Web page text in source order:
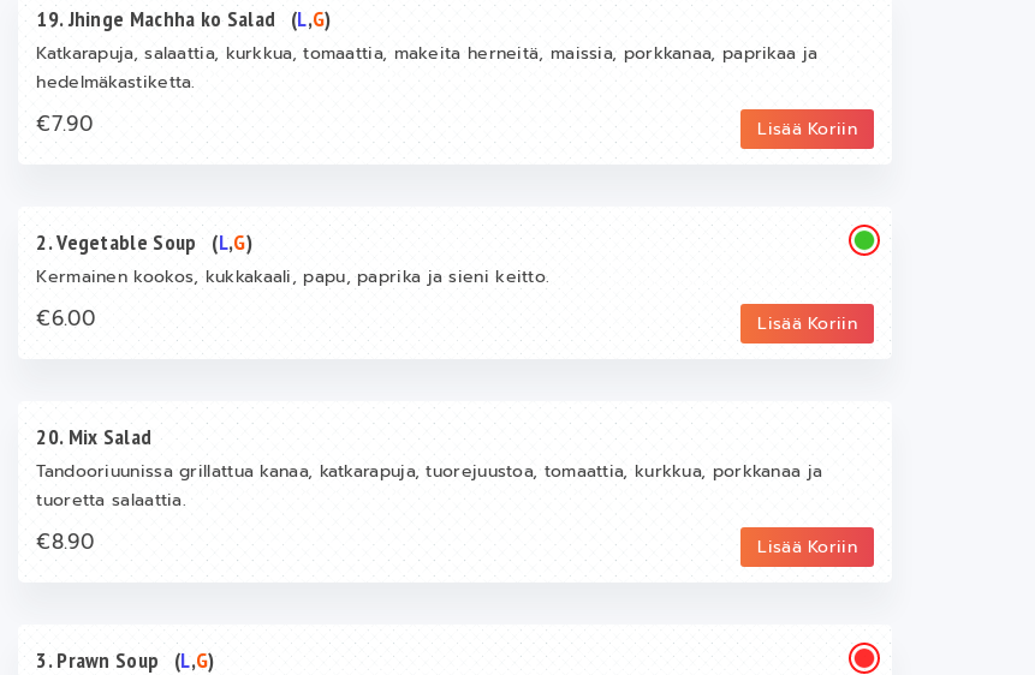
19. Jhinge Machha ko Salad (L,G)
Katkarapuja, salaattia, kurkkua, tomaattia, makeita herneitä, maissia, porkkanaa, paprikaa ja
hedelmäkastiketta.
€7.90 Lisää Koriin
2. Vegetable Soup (L,G)
Kermainen kookos, kukkakaali, papu, paprika ja sieni keitto.
€6.00 Lisää Koriin
20. Mix Salad
Tandooriuunissa grillattua kanaa, katkarapuja, tuorejuustoa, tomaattia, kurkkua, porkkanaa ja
tuoretta salaattia.
€8.90 Lisää Koriin
3. Prawn Soup (L,G)